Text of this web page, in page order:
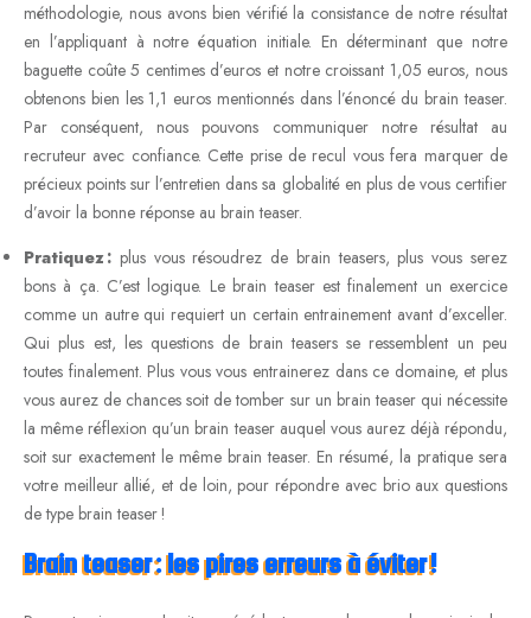
méthodologie, nous avons bien vérifié la consistance de notre résultat
en l’appliquant à notre équation initiale. En déterminant que notre
baguette coûte 5 centimes d’euros et notre croissant 1,05 euros, nous
obtenons bien les 1,1 euros mentionnés dans l’énoncé du brain teaser.
Par conséquent, nous pouvons communiquer notre résultat au
recruteur avec confiance. Cette prise de recul vous fera marquer de
précieux points sur l’entretien dans sa globalité en plus de vous certifier
d’avoir la bonne réponse au brain teaser.
Pratiquez : plus vous résoudrez de brain teasers, plus vous serez
bons à ça. C’est logique. Le brain teaser est finalement un exercice
comme un autre qui requiert un certain entrainement avant d’exceller.
Qui plus est, les questions de brain teasers se ressemblent un peu
toutes finalement. Plus vous vous entrainerez dans ce domaine, et plus
vous aurez de chances soit de tomber sur un brain teaser qui nécessite
la même réflexion qu’un brain teaser auquel vous aurez déjà répondu,
soit sur exactement le même brain teaser. En résumé, la pratique sera
votre meilleur allié, et de loin, pour répondre avec brio aux questions
de type brain teaser !
Brain teaser : les pires erreurs à éviter !